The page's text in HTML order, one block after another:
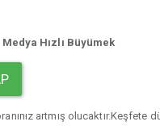
Hızlı Büyümek
artmış olucaktır.Keşfete